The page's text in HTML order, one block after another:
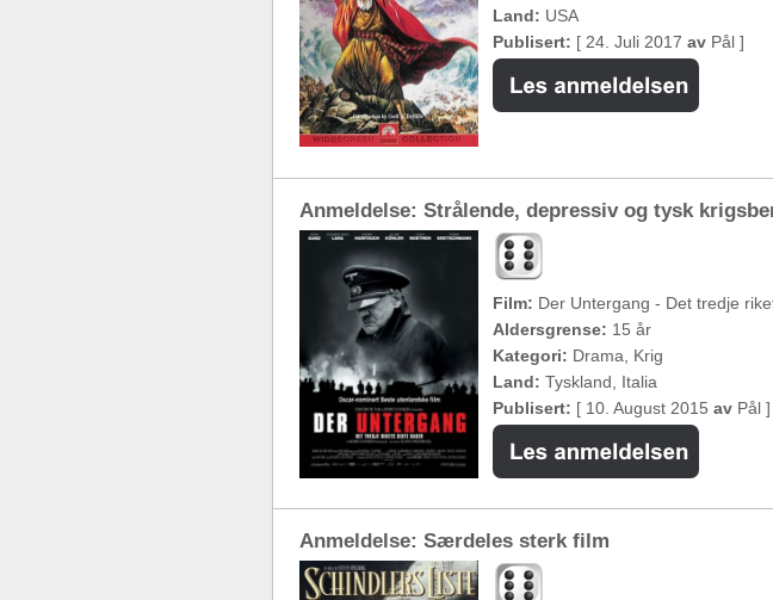
Land: USA
Publisert: [ 24. Juli 2017 av Pål ]
Anmeldelse: Strålende, depressiv og tysk
Film: Der Untergang - Det tredje
Aldersgrense: 15 år
Kategori: Drama, Krig
Land: Tyskland, Italia
Publisert: [ 10. August 2015 av Pål ]
Anmeldelse: Særdeles sterk film